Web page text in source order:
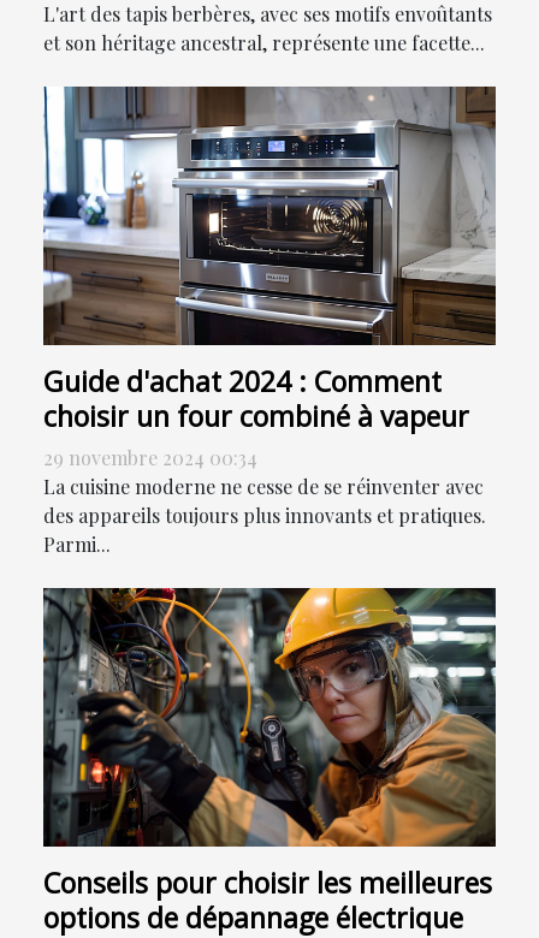
L'art des tapis berbères, avec ses motifs envoûtants
et son héritage ancestral, représente une facette...
Guide d'achat 2024 : Comment
choisir un four combiné à vapeur
29 novembre 2024 00:34
La cuisine moderne ne cesse de se réinventer avec
des appareils toujours plus innovants et pratiques.
Parmi...
Conseils pour choisir les meilleures
options de dépannage électrique